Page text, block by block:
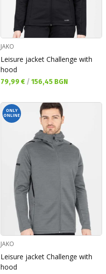
JAKO
Leisure jacket Challenge with
hood
Текуща цена:
79,99 € / 156,45 BGN
ONLY
ONLINE
JAKO
Leisure jacket Challenge with
hood